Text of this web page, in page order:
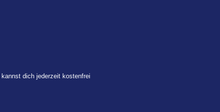
dich jederzeit kostenfrei